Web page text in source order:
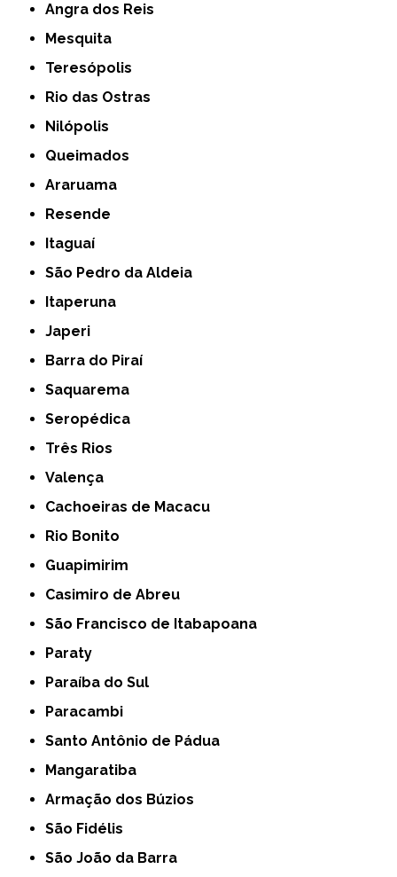
Angra dos Reis
Mesquita
Teresópolis
Rio das Ostras
Nilópolis
Queimados
Araruama
Resende
Itaguaí
São Pedro da Aldeia
Itaperuna
Japeri
Barra do Piraí
Saquarema
Seropédica
Três Rios
Valença
Cachoeiras de Macacu
Rio Bonito
Guapimirim
Casimiro de Abreu
São Francisco de Itabapoana
Paraty
Paraíba do Sul
Paracambi
Santo Antônio de Pádua
Mangaratiba
Armação dos Búzios
São Fidélis
São João da Barra